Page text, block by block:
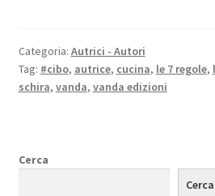
Categoria: Autrici - Autori
Tag: #cibo, autrice, cucina, le 7 regole,
schira, vanda, vanda edizioni
Cerca
Cerca